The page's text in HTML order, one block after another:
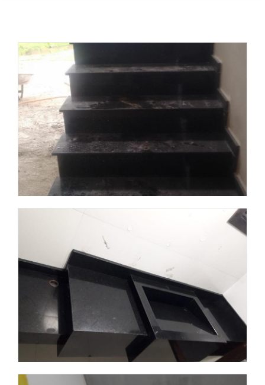
Obra 1